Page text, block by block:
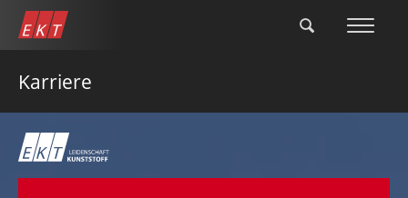
Direkt
zum
Inhalt
Karriere